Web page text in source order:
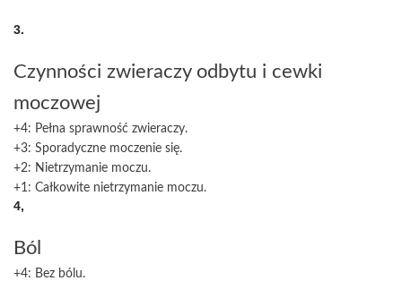
3.
Czynności zwieraczy odbytu i cewki
moczowej
+4: Pełna sprawność zwieraczy.
+3: Sporadyczne moczenie się.
+2: Nietrzymanie moczu.
+1: Całkowite nietrzymanie moczu.
4,
Ból
+4: Bez bólu.